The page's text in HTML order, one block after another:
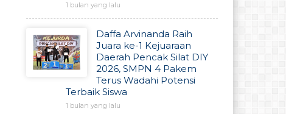
1 bulan yang lalu
Daffa Arvinanda Raih
Juara ke-1 Kejuaraan
Daerah Pencak Silat DIY
2026, SMPN 4 Pakem
Terus Wadahi Potensi
Terbaik Siswa
1 bulan yang lalu